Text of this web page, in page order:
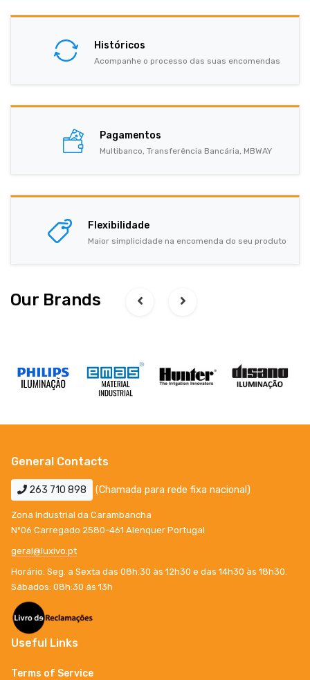
Históricos
Acompanhe o processo das suas encomendas
Pagamentos
Multibanco, Transferência Bancária, MBWAY
Flexibilidade
Maior simplicidade na encomenda do seu produto
Our Brands
General Contacts
263 710 898 (Chamada para rede fixa nacional)
Zona Industrial da Carambancha
Nº06 Carregado 2580-461 Alenquer Portugal
geral@luxivo.pt
Horário: Seg. a Sexta das 08h:30 às 12h30 e das 14h30 às 18h30.
Sábados: 08h:30 ás 13h
Useful Links
Terms of Service